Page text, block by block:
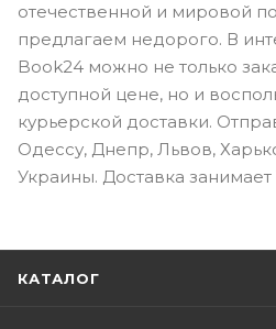
отечественной и мировой
предлагаем недорого. В
Book24 можно не только
доступной цене, но и
курьерской доставки.
Одессу, Днепр, Львов,
Украины. Доставка занимает
КАТАЛОГ